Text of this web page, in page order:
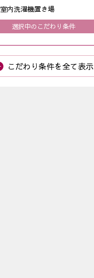
室内洗濯機置き場
選択中のこだわり条件
こだわり条件を全て表示